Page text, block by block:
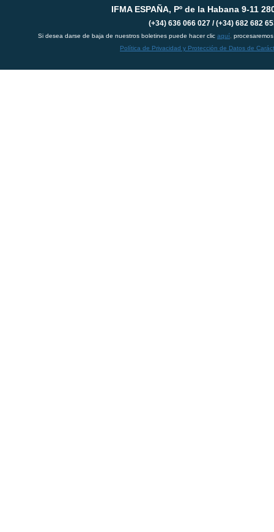
IFMA ESPAÑA, Pº de la Habana 9-11
(+34) 636 066 027 / (+34) 682 682
Si desea darse de baja de nuestros boletines puede hacer clic aquí
Política de Privacidad y Protección de Datos de